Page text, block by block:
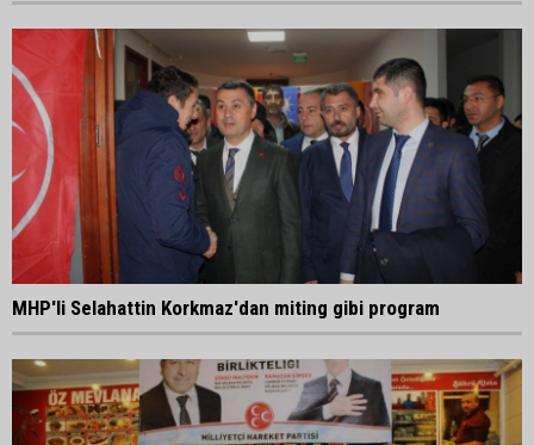
MHP'li Selahattin Korkmaz'dan miting gibi program